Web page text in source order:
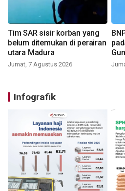
Tim SAR sisir korban yang
belum ditemukan di perairan
utara Madura
Jumat, 7 Agustus 2026
Infografik